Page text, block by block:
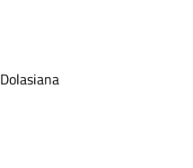
Dolasiana